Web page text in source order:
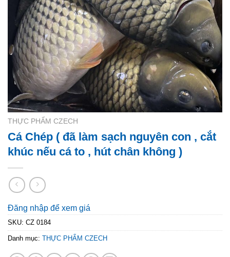
THỰC PHẨM CZECH
Cá Chép ( đã làm sạch nguyên con , cắt
khúc nếu cá to , hút chân không )
Đăng nhập để xem giá
SKU: CZ 0184
Danh mục: THỰC PHẨM CZECH